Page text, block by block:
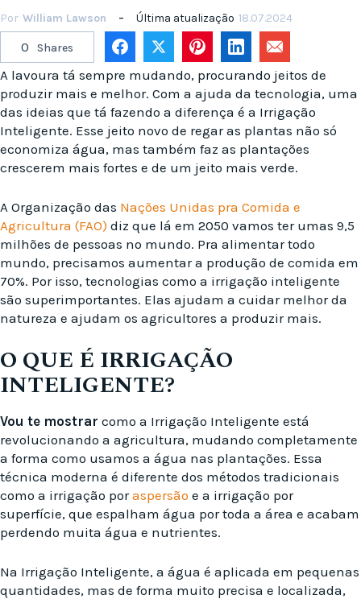
Por William Lawson Última atualização 18.07.2024
0 Shares
A lavoura tá sempre mudando, procurando jeitos de
produzir mais e melhor. Com a ajuda da tecnologia, uma
das ideias que tá fazendo a diferença é a Irrigação
Inteligente. Esse jeito novo de regar as plantas não só
economiza água, mas também faz as plantações
crescerem mais fortes e de um jeito mais verde.
A Organização das Nações Unidas pra Comida e
Agricultura (FAO) diz que lá em 2050 vamos ter umas 9,5
milhões de pessoas no mundo. Pra alimentar todo
mundo, precisamos aumentar a produção de comida em
70%. Por isso, tecnologias como a irrigação inteligente
são superimportantes. Elas ajudam a cuidar melhor da
natureza e ajudam os agricultores a produzir mais.
O QUE É IRRIGAÇÃO
INTELIGENTE?
Vou te mostrar como a Irrigação Inteligente está
revolucionando a agricultura, mudando completamente
a forma como usamos a água nas plantações. Essa
técnica moderna é diferente dos métodos tradicionais
como a irrigação poraspersão e a irrigação por
superfície, que espalham água por toda a área e acabam
perdendo muita água e nutrientes.
Na Irrigação Inteligente, a água é aplicada em pequenas
quantidades, mas de forma muito precisa e localizada,